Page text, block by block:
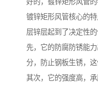
镀锌矩形风管核心的
层锌层起到了决定性的
先，它的防腐防锈能
分，防止钢板生锈，
其次，它的强度高，